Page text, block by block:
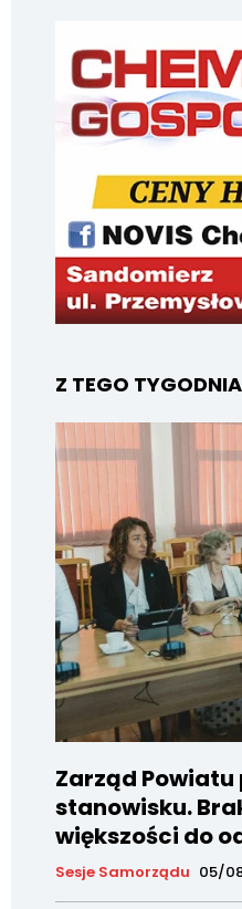
Z TEGO TYGODNIA
Zarząd
stanowisku.
większości do
Sesje Samorządu 05/